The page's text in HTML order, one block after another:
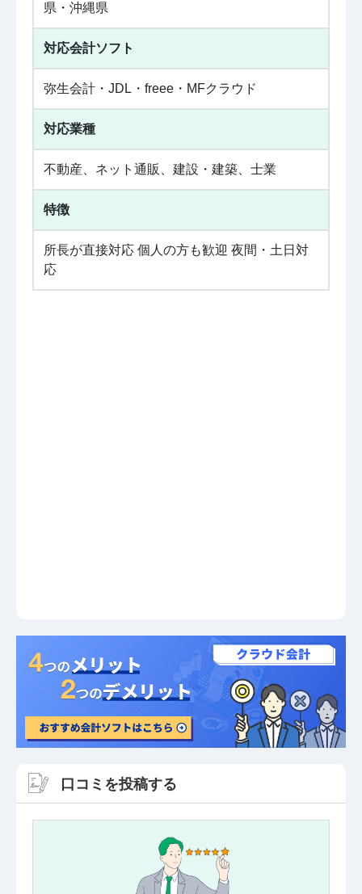
県・沖縄県
対応会計ソフト
弥生会計・JDL・freee・MFクラウド
対応業種
不動産、ネット通販、建設・建築、士業
特徴
所長が直接対応 個人の方も歓迎 夜間・土日対
応
口コミを投稿する